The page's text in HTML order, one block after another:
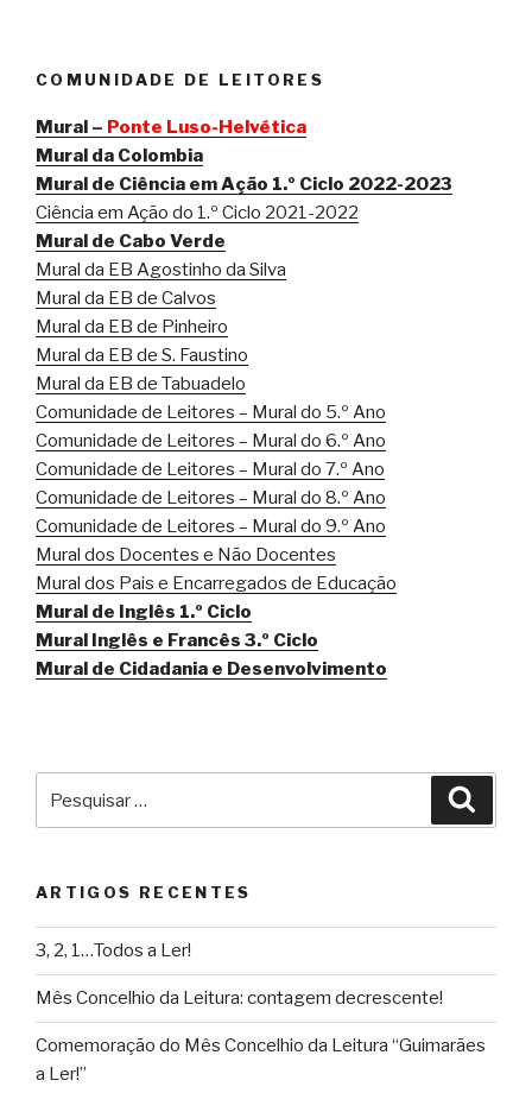
COMUNIDADE DE LEITORES
Mural – Ponte Luso-Helvética
Mural da Colombia
Mural de Ciência em Ação 1.º Ciclo 2022-2023
Ciência em Ação do 1.º Ciclo 2021-2022
Mural de Cabo Verde
Mural da EB Agostinho da Silva
Mural da EB de Calvos
Mural da EB de Pinheiro
Mural da EB de S. Faustino
Mural da EB de Tabuadelo
Comunidade de Leitores – Mural do 5.º Ano
Comunidade de Leitores – Mural do 6.º Ano
Comunidade de Leitores – Mural do 7.º Ano
Comunidade de Leitores – Mural do 8.º Ano
Comunidade de Leitores – Mural do 9.º Ano
Mural dos Docentes e Não Docentes
Mural dos Pais e Encarregados de Educação
Mural de Inglês 1.º Ciclo
Mural Inglês e Francês 3.º Ciclo
Mural de Cidadania e Desenvolvimento
ARTIGOS RECENTES
3, 2, 1…Todos a Ler!
Mês Concelhio da Leitura: contagem decrescente!
Comemoração do Mês Concelhio da Leitura “Guimarães
a Ler!”